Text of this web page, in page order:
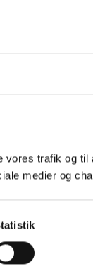
vores trafik og
medier og
Alexandre